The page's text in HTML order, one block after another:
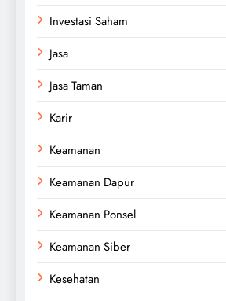
Investasi Saham
Jasa
Jasa Taman
Karir
Keamanan
Keamanan Dapur
Keamanan Ponsel
Keamanan Siber
Kesehatan